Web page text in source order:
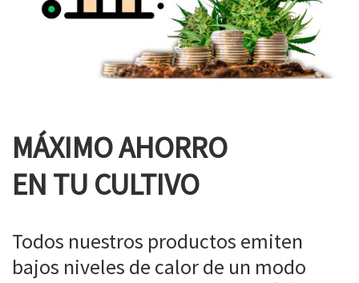
MÁXIMO AHORRO
EN TU CULTIVO
Todos nuestros productos emiten
bajos niveles de calor de un modo